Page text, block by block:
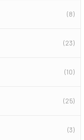
(8)
(23)
(10)
(25)
(3)